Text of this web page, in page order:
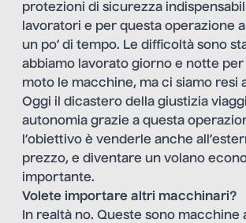
protezioni di sicurezza
lavoratori e per questa operazione
un po’ di tempo. Le difficoltà sono
abbiamo lavorato giorno e notte
moto le macchine, ma ci siamo resi
Oggi il dicastero della giustizia
autonomia grazie a questa
l’obiettivo è venderle anche
prezzo, e diventare un volano
importante.
Volete importare altri macchinari?
In realtà no. Queste sono macchine